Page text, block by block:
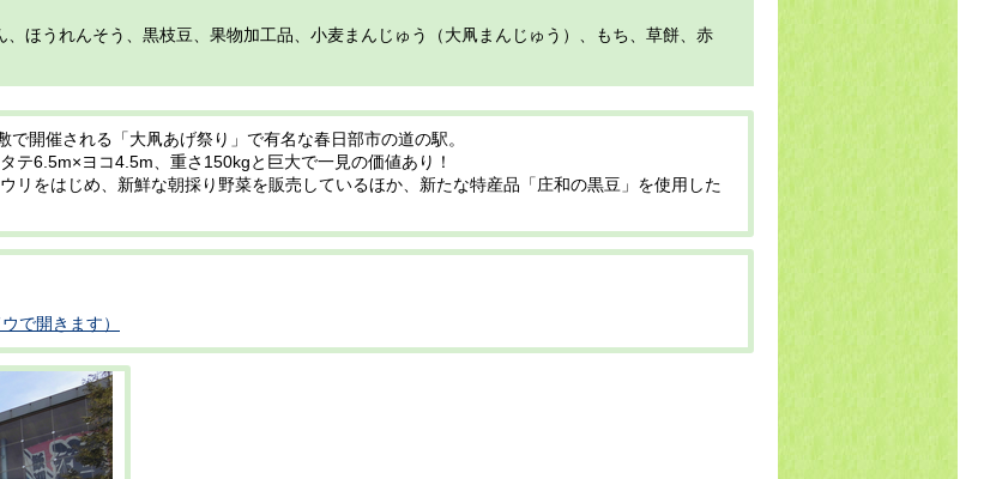
ほうれんそう、黒枝豆、果物加工品、小麦まんじゅう（大凧まんじゅう）、もち、草餅、赤
開催される「大凧あげ祭り」で有名な春日部市の道の駅。
テ6.5m×ヨコ4.5m、重さ150kgと巨大で一見の価値あり！
リをはじめ、新鮮な朝採り野菜を販売しているほか、新たな特産品「庄和の黒豆」を使用した
で開きます）